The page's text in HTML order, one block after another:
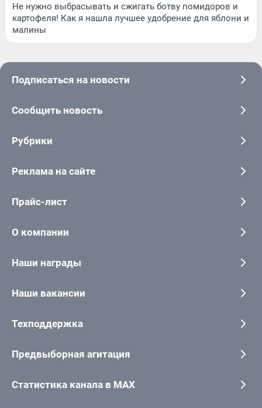
Не нужно выбрасывать и сжигать ботву помидоров и
картофеля! Как я нашла лучшее удобрение для яблони и
малины
Подписаться на новости
Сообщить новость
Рубрики
Реклама на сайте
Прайс-лист
О компании
Наши награды
Наши вакансии
Техподдержка
Предвыборная агитация
Статистика канала в MAX